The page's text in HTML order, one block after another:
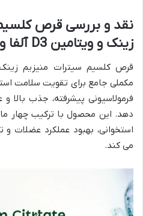
نقد و بررسی قرص
زینک و ویتامین D3 آلفا ویتامینز
مکملی جامع برای تقویت سلامت
فرمولاسیونی پیشرفته، جذب بالا
دهد. این محصول با ترکیب چهار
استخوانی، بهبود عملکرد
می کند.